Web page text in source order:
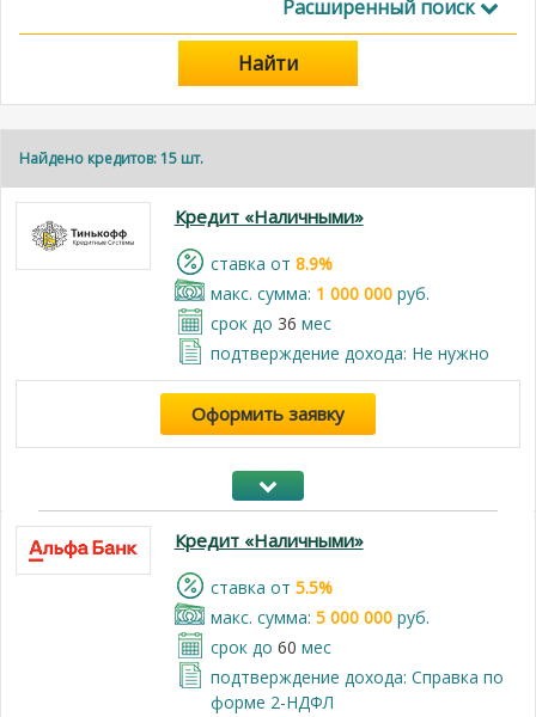
Расширенный поиск
Найти
Найдено кредитов: 15 шт.
Кредит «Наличными»
cтавка от 8.9%
макс. сумма: 1 000 000руб.
срок до 36 мес
подтверждение дохода: Не нужно
Оформить заявку
Кредит «Наличными»
cтавка от 5.5%
макс. сумма: 5 000 000руб.
срок до 60 мес
подтверждение дохода: Справка по
форме 2-НДФЛ